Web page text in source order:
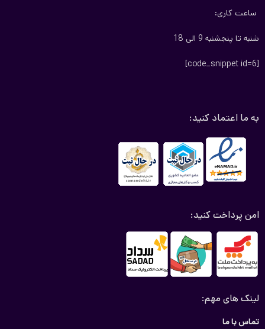
ساعت کاری:
شنبه تا پنجشنبه 9 الی 18
[code_snippet id=6]
به ما اعتماد کنید:
امن پرداخت کنید:
لینک های مهم:
تماس با ما